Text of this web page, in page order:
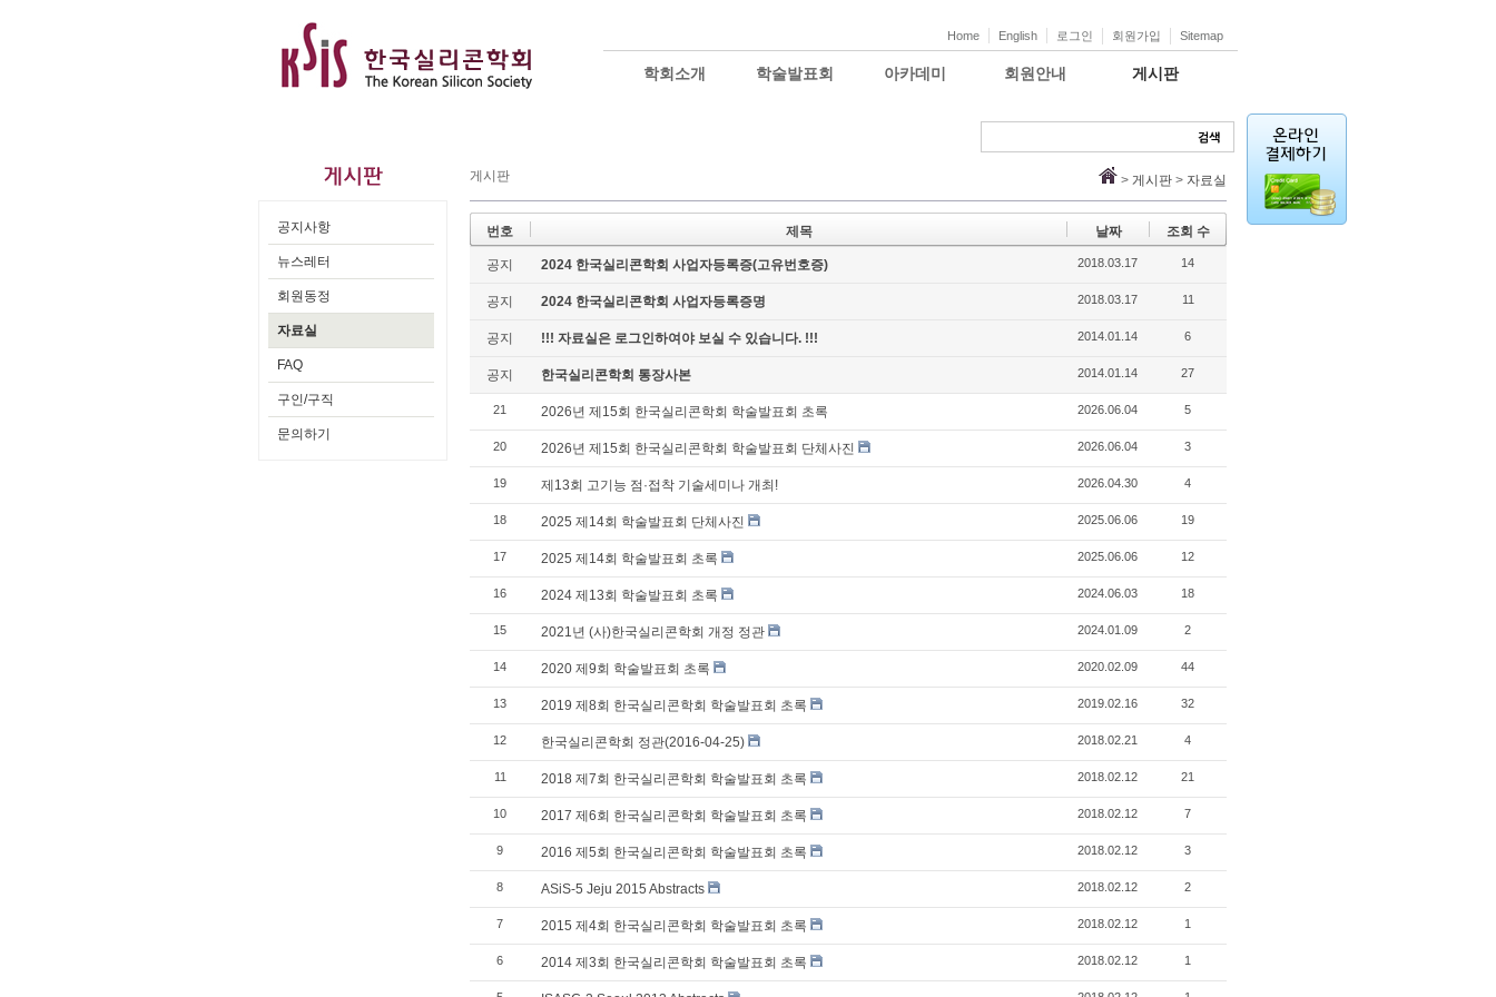
Sitemap
회원가입
로그인
English
Home
학회소개 학술발표회 아카데미 회원안내 게시판
공지사항
뉴스레터
회원동정
자료실
FAQ
구인/구직
문의하기
게시판 > 게시판 > 자료실
번호 제목 날짜 조회 수
공지 2024 한국실리콘학회 사업자등록증(고유번호증) 2018.03.17 14
공지 2024 한국실리콘학회 사업자등록증명 2018.03.17 11
공지 !!! 자료실은 로그인하여야 보실 수 있습니다. !!! 2014.01.14 6
공지 한국실리콘학회 통장사본 2014.01.14 27
21 2026년 제15회 한국실리콘학회 학술발표회 초록 2026.06.04 5
20 2026년 제15회 한국실리콘학회 학술발표회 단체사진 2026.06.04 3
19 제13회 고기능 점·접착 기술세미나 개최! 2026.04.30 4
18 2025 제14회 학술발표회 단체사진 2025.06.06 19
17 2025 제14회 학술발표회 초록 2025.06.06 12
16 2024 제13회 학술발표회 초록 2024.06.03 18
15 2021년 (사)한국실리콘학회 개정 정관 2024.01.09 2
14 2020 제9회 학술발표회 초록 2020.02.09 44
13 2019 제8회 한국실리콘학회 학술발표회 초록 2019.02.16 32
12 한국실리콘학회 정관(2016-04-25) 2018.02.21 4
11 2018 제7회 한국실리콘학회 학술발표회 초록 2018.02.12 21
10 2017 제6회 한국실리콘학회 학술발표회 초록 2018.02.12 7
9 2016 제5회 한국실리콘학회 학술발표회 초록 2018.02.12 3
8 ASiS-5 Jeju 2015 Abstracts 2018.02.12 2
7 2015 제4회 한국실리콘학회 학술발표회 초록 2018.02.12 1
6 2014 제3회 한국실리콘학회 학술발표회 초록 2018.02.12 1